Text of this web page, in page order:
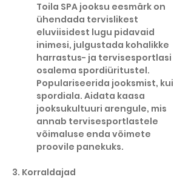
Toila SPA jooksu eesmärk on
ühendada tervislikest
eluviisidest lugu pidavaid
inimesi, julgustada kohalikke
harrastus- ja tervisesportlasi
osalema spordiüritustel.
Populariseerida jooksmist, kui
spordiala. Aidata kaasa
jooksukultuuri arengule, mis
annab tervisesportlastele
võimaluse enda võimete
proovile panekuks.
3. Korraldajad